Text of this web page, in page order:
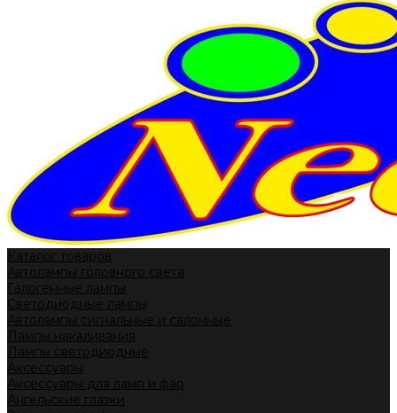
Каталог товаров
Автолампы головного света
Галогенные лампы
Светодиодные лампы
Автолампы сигнальные и салонные
Лампы накаливания
Лампы светодиодные
Аксессуары
Аксессуары для ламп и фар
Ангельские глазки